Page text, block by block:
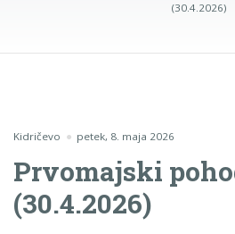
(30.4.2026)
Kidričevo petek, 8. maja 2026
Prvomajski
(30.4.2026)